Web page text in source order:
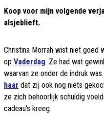
Koop voor mijn volgende
alsjeblieft.
Christina Morrah wist niet goed
op Vaderdag. Ze had wat
waarvan ze onder de indruk
haar dat zij ook nog niets
ze zich behoorlijk schuldig
cadeau's kreeg.